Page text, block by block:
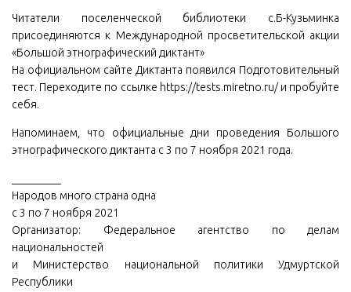
Читатели поселенческой библиотеки с.Б-Кузьминка
присоединяются к Международной просветительской акции
«Большой этнографический диктант»
На официальном сайте Диктанта появился Подготовительный
тест. Переходите по ссылке https://tests.miretno.ru/ и пробуйте
себя.
Напоминаем, что официальные дни проведения Большого
этнографического диктанта с 3 по 7 ноября 2021 года.
Народов много страна одна
с 3 по 7 ноября 2021
Организатор: Федеральное агентство по делам
национальностей
и Министерство национальной политики Удмуртской
Республики